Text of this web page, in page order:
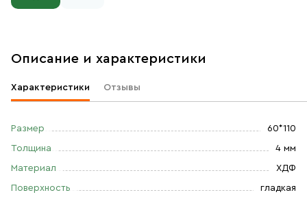
Описание и характеристики
Характеристики Отзывы
Размер 60*110
Толщина 4 мм
Материал ХДФ
Поверхность гладкая